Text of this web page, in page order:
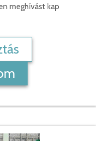
meghívást kap